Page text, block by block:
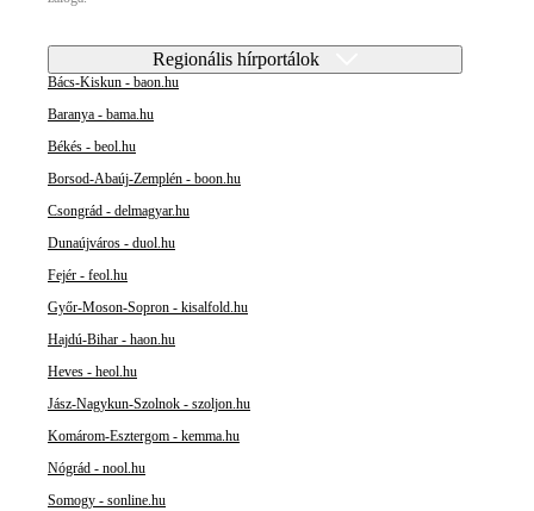
Regionális hírportálok
Bács-Kiskun - baon.hu
Baranya - bama.hu
Békés - beol.hu
Borsod-Abaúj-Zemplén - boon.hu
Csongrád - delmagyar.hu
Dunaújváros - duol.hu
Fejér - feol.hu
Győr-Moson-Sopron - kisalfold.hu
Hajdú-Bihar - haon.hu
Heves - heol.hu
Jász-Nagykun-Szolnok - szoljon.hu
Komárom-Esztergom - kemma.hu
Nógrád - nool.hu
Somogy - sonline.hu